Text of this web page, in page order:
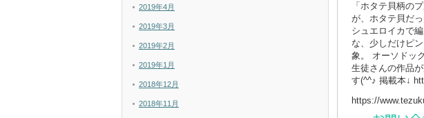
「ホタテ貝柄の
が、ホタテ貝だ
シュエロイカで
な、少しだけピ
象。 オーソドッ
生徒さんの作品
す(^^♪ 掲載本↓
https://
2019年4月
2019年3月
2019年2月
2019年1月
2018年12月
2018年11月